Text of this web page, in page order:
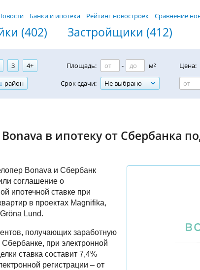
Банки и ипотека Рейтинг новостроек Сравнение
(402) Застройщики (412)
3
4+
район
Площадь: -
м²
Срок сдачи:
Не выбрано
Цена:
в ипотеку от Сбербанка
Bonava и Сбербанк
соглашение о
ипотечной ставке при
в проектах Magnifika,
Lund.
получающих заработную
Сбербанке, при электронной
ставка составит 7,4%
регистрации – от